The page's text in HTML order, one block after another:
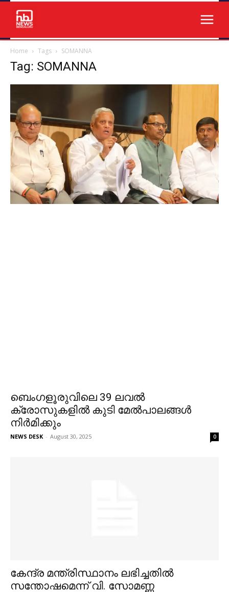
Home Tags SOMANNA
Tag: SOMANNA
ബെംഗളൂരുവിലെ 39 ലവൽ
ക്രോസുകളിൽ കുടി മേൽപാലങ്ങൾ
നിര്‍മിക്കും
NEWS DESK - August 30, 2025 0
കേന്ദ്ര മന്ത്രിസ്ഥാനം ലഭിച്ചതിൽ
സന്തോഷമെന്ന് വി. സോമണ്ണ